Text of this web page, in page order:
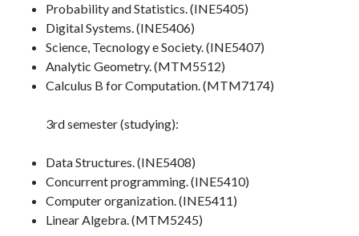
Double Down Casino Cheats
Install Apache2, PHP5, PHPmyAdmin,
MySQL
DavidTatonQueue, Data Structure
Narkolog na dom_ojOaonUbuntu, VirtualBox 2.2 and USB
Narkolog na dom_wlOaonParking Lot Exercise, Java, Concurrent
mostbet_vjkronConversion table – 3 – Computer Organization
Probability and Statistics. (INE5405)
Digital Systems. (INE5406)
Science, Tecnology e Society. (INE5407)
Analytic Geometry. (MTM5512)
Calculus B for Computation. (MTM7174)
3rd semester (studying):
Data Structures. (INE5408)
Concurrent programming. (INE5410)
Computer organization. (INE5411)
Linear Algebra. (MTM5245)